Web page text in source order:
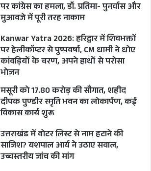
रखने, मतदाताओं की पहचान के लिए
देने, रिमोट मतदान की प्रक्रिया
की गणना में आने वाली चुनौतियों का
राजनैतिक दलों के बीच एक
किया गया है।
के प्रतिष्ठित उद्यम के सहयोग से
की भागीदारी को संभव करने के
लोकेशन अर्थात उनके मौजूदा निवास
क्षेत्रों के लिए मतदान करने की
के लिए एक बहु-निर्वाचन क्षेत्र रिमोट
पर कांग्रेस का हमला, डॉ. प्रतिमा- पुनर्वास और
मुआवजे में पूरी तरह नाकाम
Kanwar Yatra 2026: हरिद्वार में शिवभक्तों
पर हेलीकॉप्टर से पुष्पवर्षा, CM धामी ने धोए
कांवड़ियों के चरण, अपने हाथों से परोसा
भोजन
मसूरी को 17.80 करोड़ की सौगात, शहीद
दीपक पुण्डीर स्मृति भवन का लोकार्पण, कई
विकास कार्य शुरू
उत्तराखंड में वोटर लिस्ट से नाम हटाने की
साजिश? यशपाल आर्य ने उठाए सवाल,
उच्चस्तरीय जांच की मांग